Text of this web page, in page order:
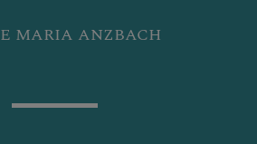
MARIA ANZBACH